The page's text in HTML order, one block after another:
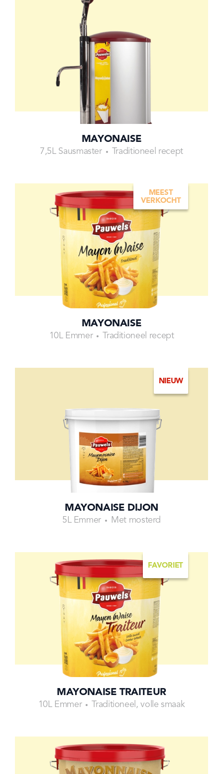
MAYONAISE
7,5L Sausmaster Traditioneel recept
MEEST
VERKOCHT
MAYONAISE
10L Emmer Traditioneel recept
NIEUW
MAYONAISE DIJON
5L Emmer Met mosterd
FAVORIET
MAYONAISE TRAITEUR
10L Emmer Traditioneel, volle smaak